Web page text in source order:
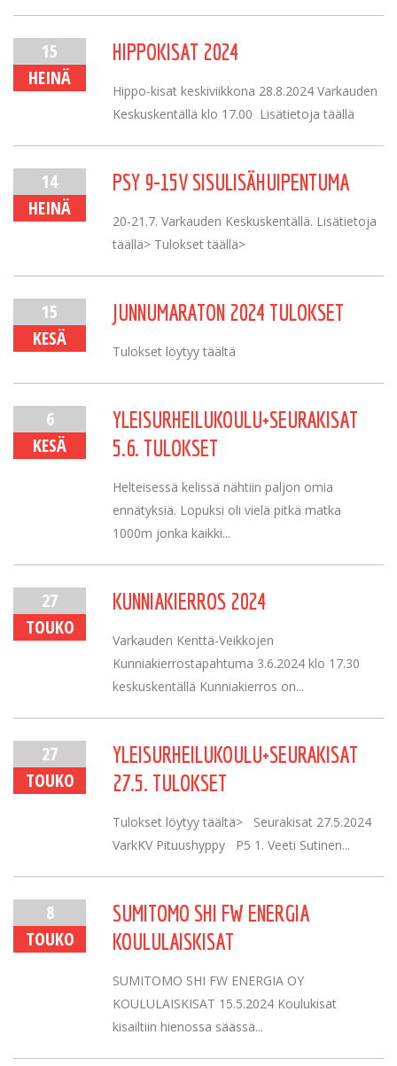
15
HEINÄ
HIPPOKISAT 2024
Hippo-kisat keskiviikkona 28.8.2024 Varkauden
Keskuskentällä klo 17.00 Lisätietoja täällä
14
HEINÄ
PSY 9-15V SISULISÄHUIPENTUMA
20-21.7. Varkauden Keskuskentällä. Lisätietoja
täällä> Tulokset täällä>
15
KESÄ
JUNNUMARATON 2024 TULOKSET
Tulokset löytyy täältä
6
KESÄ
YLEISURHEILUKOULU+SEURAKISAT
5.6. TULOKSET
Helteisessä kelissä nähtiin paljon omia
ennätyksiä. Lopuksi oli vielä pitkä matka
1000m jonka kaikki...
27
TOUKO
KUNNIAKIERROS 2024
Varkauden Kenttä-Veikkojen
Kunniakierrostapahtuma 3.6.2024 klo 17.30
keskuskentällä Kunniakierros on...
27
TOUKO
YLEISURHEILUKOULU+SEURAKISAT
27.5. TULOKSET
Tulokset löytyy täältä> Seurakisat 27.5.2024
VarkKV Pituushyppy P5 1. Veeti Sutinen...
8
TOUKO
SUMITOMO SHI FW ENERGIA
KOULULAISKISAT
SUMITOMO SHI FW ENERGIA OY
KOULULAISKISAT 15.5.2024 Koulukisat
kisailtiin hienossa säässä...